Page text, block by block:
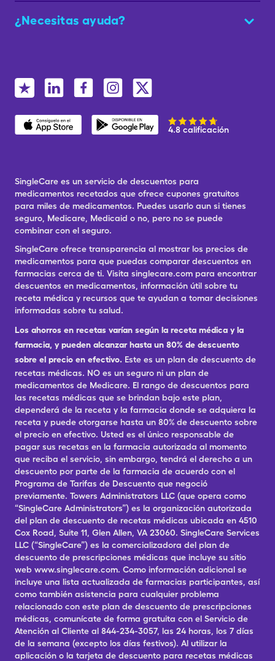
¿Necesitas ayuda?
4.8 calificación
SingleCare es un servicio de descuentos para
medicamentos recetados que ofrece cupones gratuitos
para miles de medicamentos. Puedes usarlo aun si tienes
seguro, Medicare, Medicaid o no, pero no se puede
combinar con el seguro.
SingleCare ofrece transparencia al mostrar los precios de
medicamentos para que puedas comparar descuentos en
farmacias cerca de ti. Visita singlecare.com para encontrar
descuentos en medicamentos, información útil sobre tu
receta médica y recursos que te ayudan a tomar decisiones
informadas sobre tu salud.
Los ahorros en recetas varían según la receta médica y la
farmacia, y pueden alcanzar hasta un 80% de descuento
sobre el precio en efectivo. Este es un plan de descuento de
recetas médicas. NO es un seguro ni un plan de
medicamentos de Medicare. El rango de descuentos para
las recetas médicas que se brindan bajo este plan,
dependerá de la receta y la farmacia donde se adquiera la
receta y puede otorgarse hasta un 80% de descuento sobre
el precio en efectivo. Usted es el único responsable de
pagar sus recetas en la farmacia autorizada al momento
que reciba el servicio, sin embargo, tendrá el derecho a un
descuento por parte de la farmacia de acuerdo con el
Programa de Tarifas de Descuento que negoció
previamente. Towers Administrators LLC (que opera como
“SingleCare Administrators”) es la organización autorizada
del plan de descuento de recetas médicas ubicada en 4510
Cox Road, Suite 11, Glen Allen, VA 23060. SingleCare Services
LLC (“SingleCare”) es la comercializadora del plan de
descuento de prescripciones médicas que incluye su sitio
web www.singlecare.com. Como información adicional se
incluye una lista actualizada de farmacias participantes, así
como también asistencia para cualquier problema
relacionado con este plan de descuento de prescripciones
médicas, comunícate de forma gratuita con el Servicio de
Atención al Cliente al 844-234-3057, las 24 horas, los 7 días
de la semana (excepto los días festivos). Al utilizar la
aplicación o la tarjeta de descuento para recetas médicas